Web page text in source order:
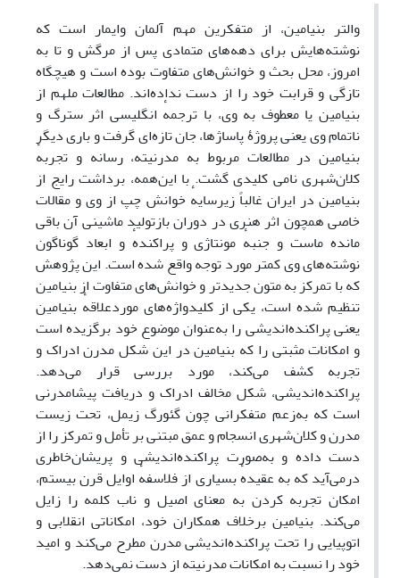
والتر بنیامین، از متفکرین مهم آلمان وایمار است که
نوشته‌هایش برای دهه‌های متمادی پس از مرگش و تا به
امروز، محل بحث و خوانش‌های متفاوت بوده است و هیچگاه
تازگی و قرابت خود را از دست نداده‌اند. مطالعات ملهم از
بنیامین یا معطوف به وی، با ترجمهٔ انگلیسی اثر سترگ و
ناتمام وی یعنی پروژۀ پاساژ‌ها، جان تازه‌ای گرفت و باری دیگر
بنیامین در مطالعات مربوط به مدرنیته، رسانه و تجربهٔ
کلان‌شهری نامی کلیدی گشت. با این‌همه، برداشت رایج از
بنیامین در ایران غالباً زیرسایهٔ خوانش چپ از وی و مقالات
خاصی همچون اثر هنری در دوران بازتولید ماشینی آن باقی
مانده ماست و جنبهٔ مونتاژی و پراکندهٔ و ابعاد گوناگون
نوشته‌های وی کمتر مورد توجه واقع شده است. این پژوهش
که با تمرکز به متون جدیدتر و خوانش‌های متفاوت از بنیامین
تنظیم شده است، یکی از کلیدواژه‌های موردعلاقهٔ بنیامین
یعنی پراکنده‌اندیشی را به‌عنوان موضوع خود برگزیده است
و امکانات مثبتی را که بنیامین در این شکل مدرن ادراک و
تجربه کشف می‌کند، مورد بررسی قرار می‌دهد.
پراکنده‌اندیشی، شکل مخالف ادراک و دریافت پیشامدرنی
است که به‌زعم متفکرانی چون گئورگ زیمل، تحت زیست
مدرن و کلان‌شهری انسجام و عمق مبتنی بر تأمل و تمرکز را از
دست داده و به‌صورت پراکنده‌اندیشی و پریشان‌خاطری
درمی‌آید که به عقیدهٔ بسیاری از فلاسفهٔ اوایل قرن بیستم،
امکان تجربه کردن به معنای اصیل و ناب کلمه را زایل
می‌کند. بنیامین برخلاف همکاران خود، امکاناتی انقلابی و
اتوپیایی را تحت پراکنده‌اندیشی مدرن مطرح می‌کند و امید
خود را نسبت به امکانات مدرنیته از دست نمی‌دهد.